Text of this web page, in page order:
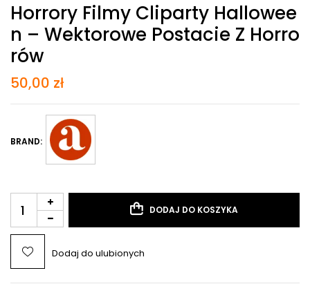
Horrory Filmy Cliparty Hallowee
N – Wektorowe Postacie Z Horro
Rów
50,00 zł
BRAND:
DODAJ DO KOSZYKA
Dodaj do ulubionych